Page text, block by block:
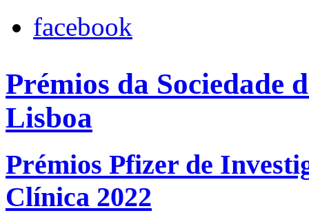
facebook
Prémios da Sociedade
Lisboa
Prémios Pfizer de
Clínica 2022